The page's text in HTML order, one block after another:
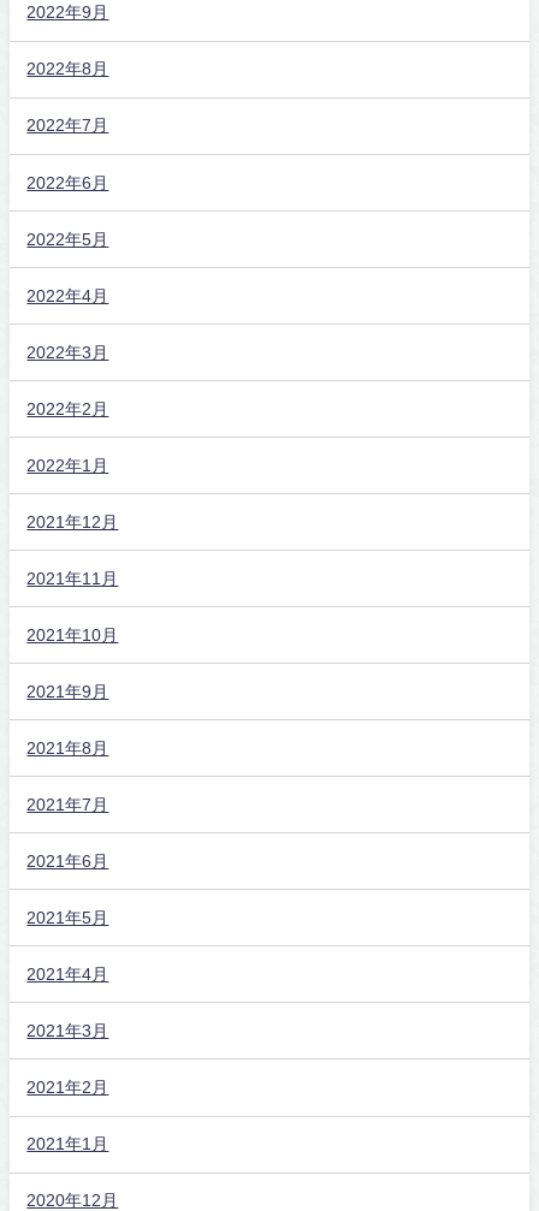
2022年9月
2022年8月
2022年7月
2022年6月
2022年5月
2022年4月
2022年3月
2022年2月
2022年1月
2021年12月
2021年11月
2021年10月
2021年9月
2021年8月
2021年7月
2021年6月
2021年5月
2021年4月
2021年3月
2021年2月
2021年1月
2020年12月